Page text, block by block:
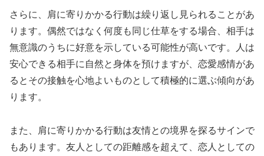
さらに、肩に寄りかかる行動は繰り返し見られることがあ
ります。偶然ではなく何度も同じ仕草をする場合、相手は
無意識のうちに好意を示している可能性が高いです。人は
安心できる相手に自然と身体を預けますが、恋愛感情があ
るとその接触を心地よいものとして積極的に選ぶ傾向があ
ります。
また、肩に寄りかかる行動は友情との境界を探るサインで
もあります。友人としての距離感を超えて、恋人としての